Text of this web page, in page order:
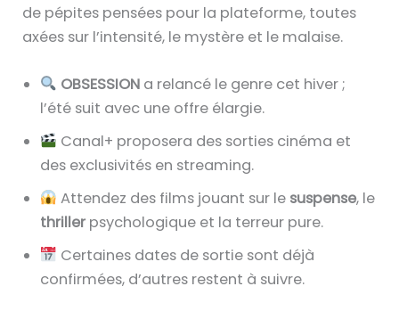
de pépites pensées pour la plateforme, toutes
axées sur l’intensité, le mystère et le malaise.
OBSESSIONa relancé le genre cet hiver ;
l’été suit avec une offre élargie.
Canal+ proposera des sorties cinéma et
des exclusivités en streaming.
Attendez des films jouant sur le suspense, le
thriller psychologique et la terreur pure.
Certaines dates de sortie sont déjà
confirmées, d’autres restent à suivre.